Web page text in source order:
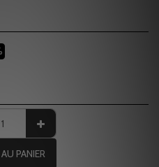
PANIER